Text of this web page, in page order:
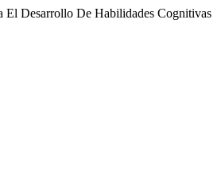
Desarrollo De Habilidades Cognitivas